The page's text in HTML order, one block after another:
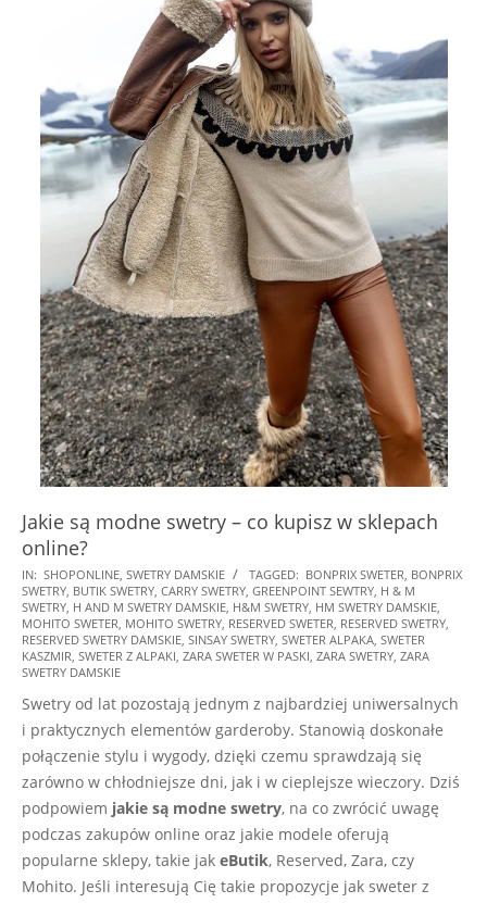
Jakie są modne swetry – co kupisz w sklepach
online?
2025-
01-
30
IN: SHOPONLINE, SWETRY DAMSKIE TAGGED: BONPRIX SWETER, BONPRIX
SWETRY, BUTIK SWETRY, CARRY SWETRY, GREENPOINT SEWTRY, H & M
SWETRY, H AND M SWETRY DAMSKIE, H&M SWETRY, HM SWETRY DAMSKIE,
MOHITO SWETER, MOHITO SWETRY, RESERVED SWETER, RESERVED SWETRY,
RESERVED SWETRY DAMSKIE, SINSAY SWETRY, SWETER ALPAKA, SWETER
KASZMIR, SWETER Z ALPAKI, ZARA SWETER W PASKI, ZARA SWETRY, ZARA
SWETRY DAMSKIE
Swetry od lat pozostają jednym z najbardziej uniwersalnych
i praktycznych elementów garderoby. Stanowią doskonałe
połączenie stylu i wygody, dzięki czemu sprawdzają się
zarówno w chłodniejsze dni, jak i w cieplejsze wieczory. Dziś
podpowiem jakie są modne swetry, na co zwrócić uwagę
podczas zakupów online oraz jakie modele oferują
popularne sklepy, takie jak eButik, Reserved, Zara, czy
Mohito. Jeśli interesują Cię takie propozycje jak sweter z